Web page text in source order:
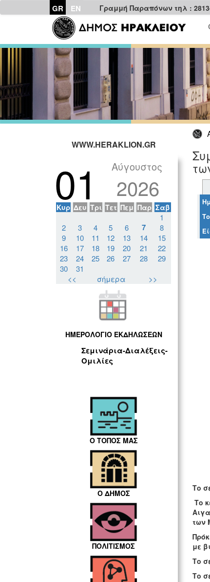
GR EN Γραμμή Παραπόνων τηλ :
WWW.HERAKLION.GR
01 Αύγουστος
2026
Κυρ Δευ Τρι Τετ Πεμ Παρ Σαβ
1
2
3 4 5 6 7
8
9
10 11 12 13 14
15
16
17 18 19 20 21
22
23
24 25 26 27 28
29
30
31
<<
σήμερα >>
ΗΜΕΡΟΛΟΓΙΟ ΕΚΔΗΛΩΣΕΩΝ
Σεμινάρια-Διαλέξεις-
Ομιλίες
Ο ΤΟΠΟΣ ΜΑΣ
Ο ΔΗΜΟΣ
ΠΟΛΙΤΙΣΜΟΣ
Το
Το
των
με
Το
Το